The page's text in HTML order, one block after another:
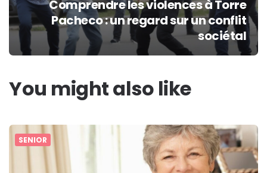
Comprendre les violences à Torre
Pacheco : un regard sur un conflit
sociétal
You might also like
SENIOR